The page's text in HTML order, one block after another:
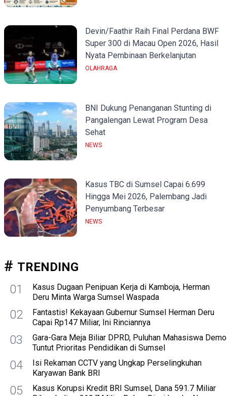
Devin/Faathir Raih Final Perdana BWF
Super 300 di Macau Open 2026, Hasil
Nyata Pembinaan Berkelanjutan
OLAHRAGA
BNI Dukung Penanganan Stunting di
Pangalengan Lewat Program Desa
Sehat
NEWS
Kasus TBC di Sumsel Capai 6.699
Hingga Mei 2026, Palembang Jadi
Penyumbang Terbesar
NEWS
TRENDING
01
Kasus Dugaan Penipuan Kerja di Kamboja, Herman
Deru Minta Warga Sumsel Waspada
02
Fantastis! Kekayaan Gubernur Sumsel Herman Deru
Capai Rp147 Miliar, Ini Rinciannya
03
Gara-Gara Meja Biliar DPRD, Puluhan Mahasiswa Demo
Tuntut Prioritas Pendidikan di Sumsel
04
Isi Rekaman CCTV yang Ungkap Perselingkuhan
Karyawan Bank BRI
05
Kasus Korupsi Kredit BRI Sumsel, Dana 591.7 Miliar